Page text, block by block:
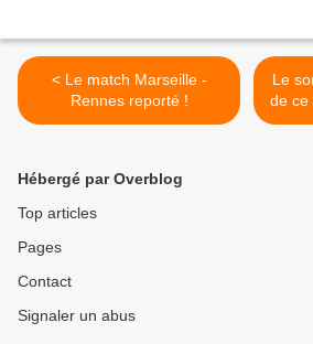
< Le match Marseille -
Rennes reporté !
Le
de ce
Hébergé par Overblog
Top articles
Pages
Contact
Signaler un abus